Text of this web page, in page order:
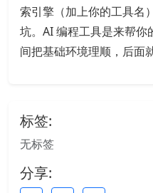
索引擎（加上你的工具名
坑。AI 编程工具是来帮
间把基础环境理顺，后面
标签:
无标签
分享: